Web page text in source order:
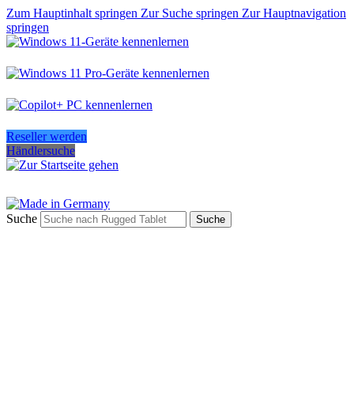
Zum Hauptinhalt springen Zur Suche springen Zur Hauptnavigation
springen
Reseller werden
Händlersuche
Suche Suche